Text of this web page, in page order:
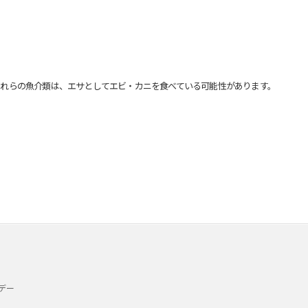
の魚介類は、エサとしてエビ・カニを食べている可能性があります。
ー